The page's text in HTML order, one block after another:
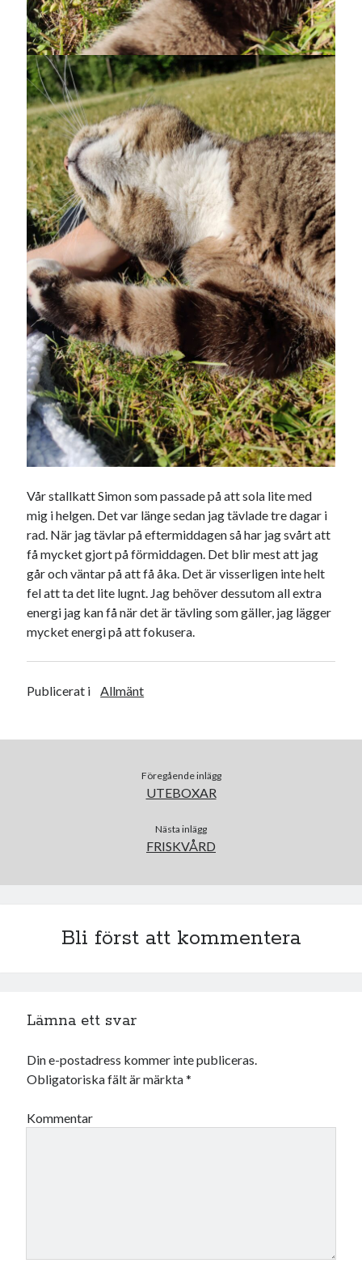
EllenomVINST!!!
CamillaomVINST!!!
EllenomJOSEF
EllenomSPAM
CamillaomSPAM
juni 2022
M T O T L
S
1
2 4
5
6
8 9 10 11
12
13
14 15 16 17 18
19
20
21 22 23 24 25
26
27
28 29 30
« maj jul »
Arkiv
augusti 2026
juli 2026
maj 2026
april 2026
mars 2026
februari 2026
januari 2026
december 2025
november 2025
oktober 2025
juli 2025
juni 2024
februari 2024
december 2023
november 2023
september 2023
Vår stallkatt Simon som passade på att sola lite med
mig i helgen. Det var länge sedan jag tävlade tre dagar i
rad. När jag tävlar på eftermiddagen så har jag svårt att
få mycket gjort på förmiddagen. Det blir mest att jag
går och väntar på att få åka. Det är visserligen inte helt
fel att ta det lite lugnt. Jag behöver dessutom all extra
energi jag kan få när det är tävling som gäller, jag lägger
mycket energi på att fokusera.
Publicerat i Allmänt
Föregående inlägg
UTEBOXAR
Nästa inlägg
FRISKVÅRD
Bli först att kommentera
Lämna ett svar
Din e-postadress kommer inte publiceras.
Obligatoriska fält är märkta*
Kommentar